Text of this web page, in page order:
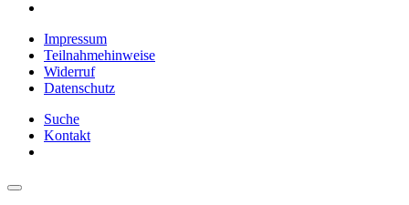
Impressum
Teilnahmehinweise
Widerruf
Datenschutz
Suche
Kontakt